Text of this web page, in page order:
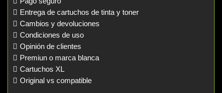
Entrega de cartuchos de tinta y toner
Cambios y devoluciones
Condiciones de uso
Opinión de clientes
Premiun o marca blanca
Cartuchos XL
Original vs compatible